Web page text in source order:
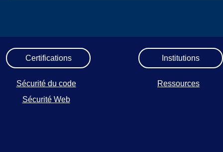
Certifications
Sécurité du code
Sécurité Web
Institutions
Ressources